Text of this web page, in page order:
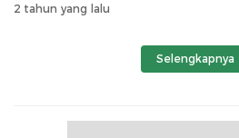
2 tahun yang lalu
Selengkapnya